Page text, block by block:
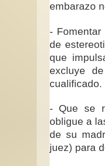
embarazo
-
de
que
excluye
cualificado.
- Que se
obligue a
de su
juez) para